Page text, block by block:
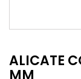
ALICATE
MM